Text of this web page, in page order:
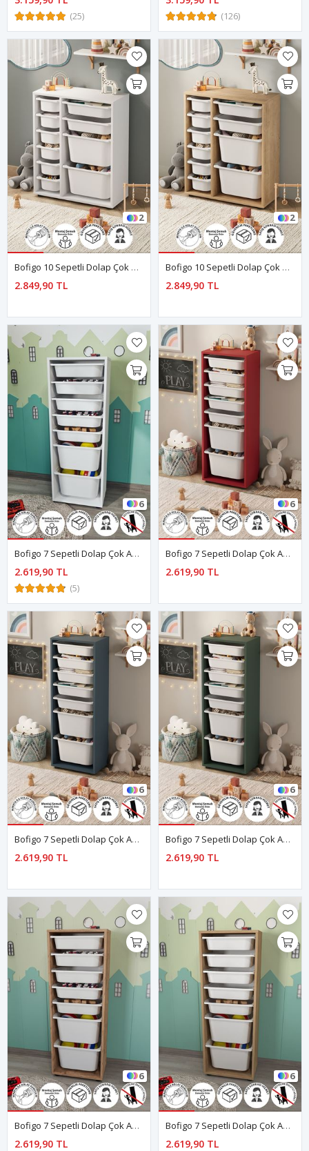
(25) (126)
2
Bofigo 10 Sepetli Dolap Çok Amaçlı Dolap Oyuncak Dolabı Hülya Beyaz
2.849,90 TL
2
Bofigo 10 Sepetli Dolap Çok Amaçlı Dolap Oyuncak Dolabı Hülya Safir Meşe
2.849,90 TL
6
Bofigo 7 Sepetli Dolap Çok Amaçlı Dolap Oyuncak Dolabı Pera Beyaz
2.619,90 TL
(5)
6
Bofigo 7 Sepetli Dolap Çok Amaçlı Dolap Oyuncak Dolabı Pera Kırmızı
2.619,90 TL
6
Bofigo 7 Sepetli Dolap Çok Amaçlı Dolap Oyuncak Dolabı Pera Mavi
2.619,90 TL
6
Bofigo 7 Sepetli Dolap Çok Amaçlı Dolap Oyuncak Dolabı Pera Yeşil
2.619,90 TL
6
Bofigo 7 Sepetli Dolap Çok Amaçlı Dolap Oyuncak Dolabı Pera Çam
2.619,90 TL
6
Bofigo 7 Sepetli Dolap Çok Amaçlı Dolap Oyuncak Dolabı Pera Safir Meşe
2.619,90 TL